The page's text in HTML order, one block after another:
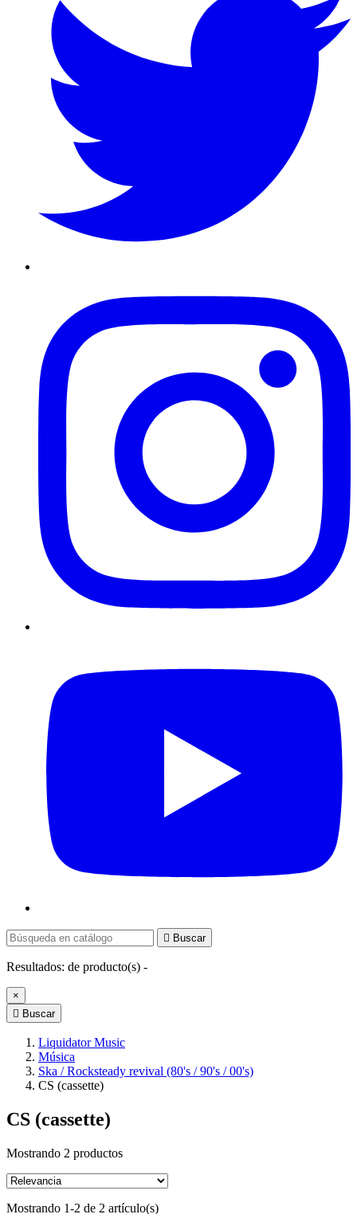
 Buscar
Resultados: de producto(s) -
×
 Buscar
Liquidator Music
Música
Ska / Rocksteady revival (80's / 90's / 00's)
CS (cassette)
CS (cassette)
Mostrando 2 productos
Mostrando 1-2 de 2 artículo(s)